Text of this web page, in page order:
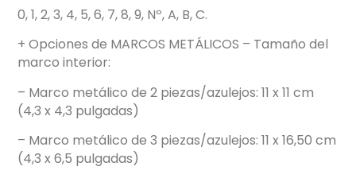
0, 1, 2, 3, 4, 5, 6, 7, 8, 9, Nº, A, B, C.
+ Opciones de MARCOS METÁLICOS – Tamaño del
marco interior:
– Marco metálico de 2 piezas/azulejos: 11 x 11 cm
(4,3 x 4,3 pulgadas)
– Marco metálico de 3 piezas/azulejos: 11 x 16,50 cm
(4,3 x 6,5 pulgadas)